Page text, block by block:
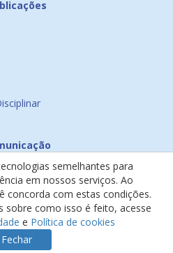
semelhantes para
em nossos serviços. Ao
concorda com estas condições.
sobre como isso é feito, acesse
e Política de cookies
Fechar